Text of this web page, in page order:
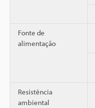
Fonte de
alimentação
Resistência
ambiental